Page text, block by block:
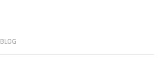
BLOG